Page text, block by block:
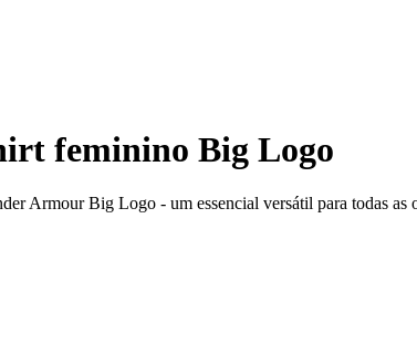
feminino Big Logo
Armour Big Logo - um essencial versátil para todas as